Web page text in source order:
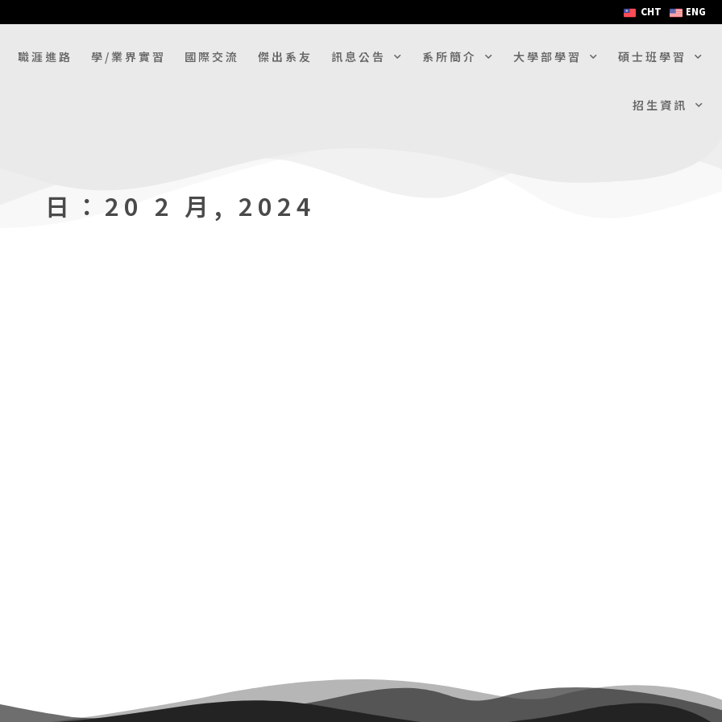
CHT ENG
職涯進路 學/業界實習 國際交流 傑出系友 訊息公告 系所簡介 大學部學習 碩士班學習
招生資訊
日：20 2 月, 2024